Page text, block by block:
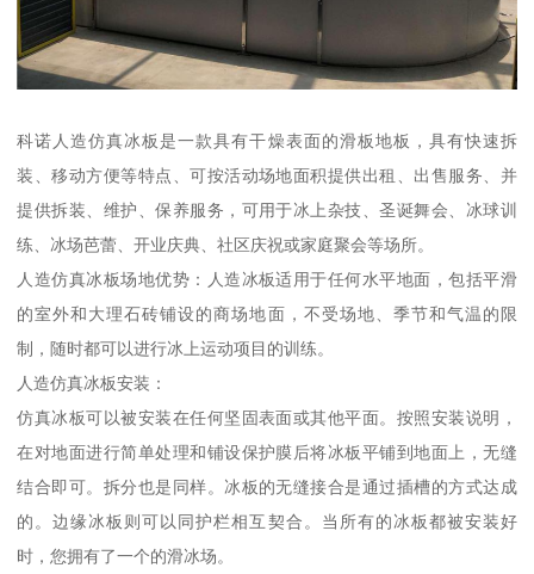
科诺人造仿真冰板是一款具有干燥表面的滑板地板，具有快速拆
装、移动方便等特点、可按活动场地面积提供出租、出售服务、并
提供拆装、维护、保养服务，可用于冰上杂技、圣诞舞会、冰球训
练、冰场芭蕾、开业庆典、社区庆祝或家庭聚会等场所。
人造仿真冰板场地优势：人造冰板适用于任何水平地面，包括平滑
的室外和大理石砖铺设的商场地面，不受场地、季节和气温的限
制，随时都可以进行冰上运动项目的训练。
人造仿真冰板安装：
仿真冰板可以被安装在任何坚固表面或其他平面。按照安装说明，
在对地面进行简单处理和铺设保护膜后将冰板平铺到地面上，无缝
结合即可。拆分也是同样。冰板的无缝接合是通过插槽的方式达成
的。边缘冰板则可以同护栏相互契合。当所有的冰板都被安装好
时，您拥有了一个的滑冰场。